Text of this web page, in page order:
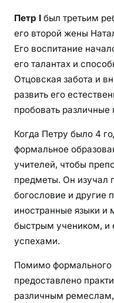
Петр I был третьим
его второй жены
Его воспитание
его талантах и
Отцовская забота и
развить его
пробовать
Когда Петру было 4
формальное
учителей, чтобы
предметы. Он изучал
богословие и другие
иностранные языки и
быстрым учеником, и
успехами.
Помимо формального
предоставлено
различным ремеслам,